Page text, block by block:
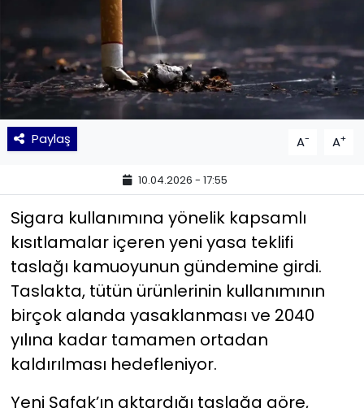
Paylaş A- A+
10.04.2026 - 17:55
Sigara kullanımına yönelik kapsamlı
kısıtlamalar içeren yeni yasa teklifi
taslağı kamuoyunun gündemine girdi.
Taslakta, tütün ürünlerinin kullanımının
birçok alanda yasaklanması ve 2040
yılına kadar tamamen ortadan
kaldırılması hedefleniyor.
Yeni Şafak’ın aktardığı taslağa göre,
SAĞLIK
Siyaset
SPOR
TEKNOLOJİ
YEREL POLİTİKA
YEREL YÖNETİMLER
Yurt